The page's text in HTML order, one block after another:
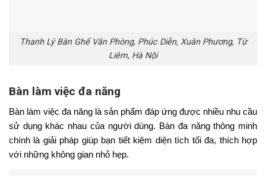
Thanh Lý Bàn Ghế Văn Phòng, Phúc Diễn, Xuân Phương, Từ
Liêm, Hà Nội
Bàn làm việc đa năng
Bàn làm việc đa năng là sản phẩm đáp ứng được nhiều nhu cầu
sử dụng khác nhau của người dùng. Bàn đa năng thông minh
chính là giải pháp giúp bạn tiết kiệm diện tích tối đa, thích hợp
với những không gian nhỏ hẹp.